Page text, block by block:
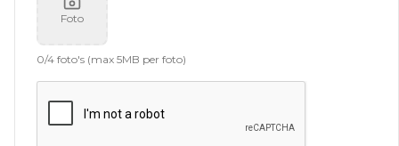
Foto
0/4 foto's (max 5MB per foto)